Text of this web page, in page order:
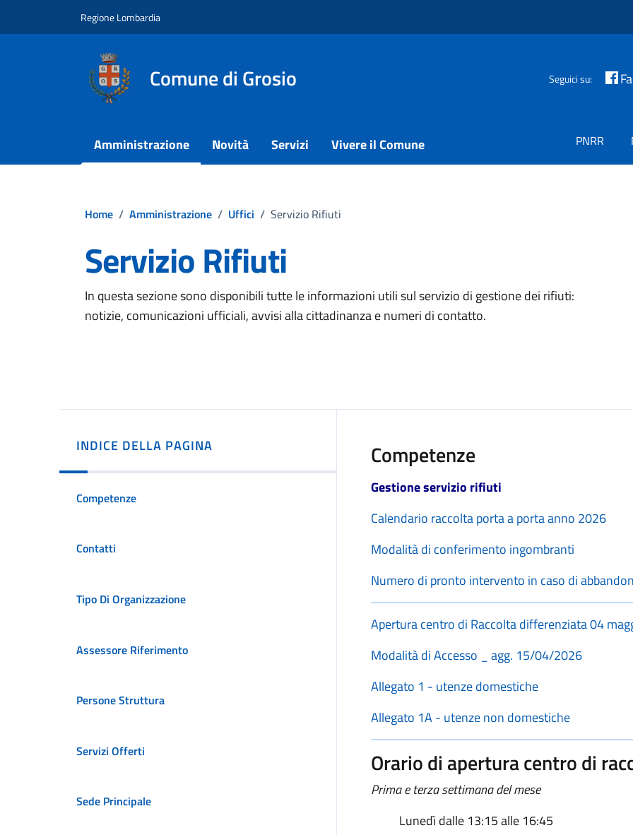
Regione Lombardia
Comune di Grosio Seguici su:
Amministrazione Novità Servizi Vivere il Comune PNRR
Home / Amministrazione / Uffici / Servizio Rifiuti
Servizio Rifiuti
In questa sezione sono disponibili tutte le informazioni utili sul servizio di gestione dei rifiuti:
notizie, comunicazioni ufficiali, avvisi alla cittadinanza e numeri di contatto.
INDICE DELLA PAGINA
Competenze
Contatti
Tipo Di Organizzazione
Assessore Riferimento
Persone Struttura
Servizi Offerti
Sede Principale
Competenze
Gestione servizio rifiuti
Calendario raccolta porta a porta anno 2026
Modalità di conferimento ingombranti
Numero di pronto intervento in caso di
Apertura centro di Raccolta differenziata 04
Modalità di Accesso _ agg. 15/04/2026
Allegato 1 - utenze domestiche
Allegato 1A - utenze non domestiche
Orario di apertura centro di
Prima e terza settimana del mese
Lunedì dalle 13:15 alle 16:45